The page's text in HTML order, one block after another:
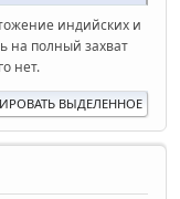
индийских и
на полный захват
нет.
ВЫДЕЛЕННОЕ